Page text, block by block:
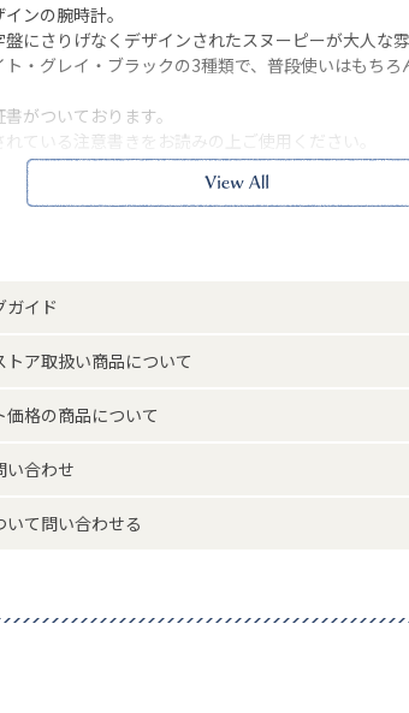
ンの腕時計。
にさりげなくデザインされたスヌーピーが大人な雰
ト・グレイ・ブラックの3種類で、普段使いはもち
がついております。
ている注意書きをお読みの上ご使用ください。
は製造メーカーによって異なります。修理対応をご
お問い合わせくださいませ。
ムーヴメント：シンガポール製
ついて
ガイド
トア取扱い商品について
価格の商品について
い合わせ
いて問い合わせる